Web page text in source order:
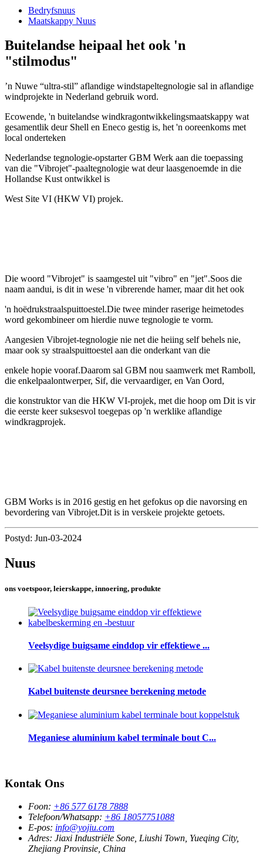
Bedryfsnuus
Maatskappy Nuus
Buitelandse heipaal het ook 'n
"stilmodus"
’n Nuwe “ultra-stil” aflandige windstapeltegnologie sal in aflandige
windprojekte in Nederland gebruik word.
Ecowende, 'n buitelandse windkragontwikkelingsmaatskappy wat
gesamentlik deur Shell en Eneco gestig is, het 'n ooreenkoms met
local onderteken
Nederlandse tegnologie-opstarter GBM Werk aan die toepassing
van die "Vibrojet"-paaltegnologie wat deur laasgenoemde in die
Hollandse Kust ontwikkel is
West Site VI (HKW VI) projek.
Die woord "Vibrojet" is saamgestel uit "vibro" en "jet".Soos die
naam aandui, is dit in wese 'n vibrerende hamer, maar dit het ook
'n hoëdrukstraalspuittoestel.Die twee minder raserige heimetodes
word gekombineer om hierdie nuwe tegnologie te vorm.
Aangesien Vibrojet-tegnologie nie net die heiing self behels nie,
maar ook sy straalspuittoestel aan die onderkant van die
enkele hopie vooraf.Daarom sal GBM nou saamwerk met Ramboll,
die enkelpaalontwerper, Sif, die vervaardiger, en Van Oord,
die konstruktor van die HKW VI-projek, met die hoop om Dit is vir
die eerste keer suksesvol toegepas op 'n werklike aflandige
windkragprojek.
GBM Works is in 2016 gestig en het gefokus op die navorsing en
bevordering van Vibrojet.Dit is in verskeie projekte getoets.
Postyd: Jun-03-2024
Nuus
ons voetspoor, leierskappe, innoering, produkte
Veelsydige buigsame einddop vir effektiewe ...
Kabel buitenste deursnee berekening metode
Meganiese aluminium kabel terminale bout C...
Kontak Ons
Foon: +86 577 6178 7888
Telefoon/Whatsapp: +86 18057751088
E-pos: info@yojiu.com
Adres: Jiaxi Industriële Sone, Liushi Town, Yueqing City,
Zhejiang Provinsie, China